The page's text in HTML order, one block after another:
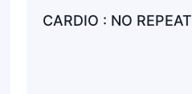
CARDIO : NO REPEAT